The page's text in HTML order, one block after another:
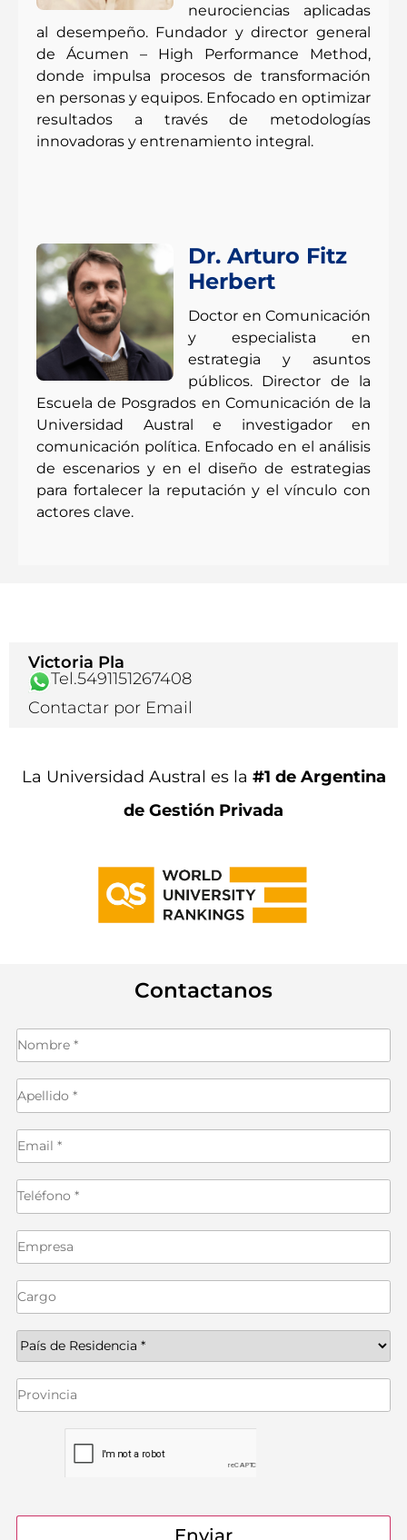
neurociencias aplicadas
al desempeño. Fundador y director general
de Ácumen – High Performance Method,
donde impulsa procesos de transformación
en personas y equipos. Enfocado en optimizar
resultados a través de metodologías
innovadoras y entrenamiento integral.
Dr. Arturo Fitz
Herbert
Doctor en Comunicación
y especialista en
estrategia y asuntos
públicos. Director de la
Escuela de Posgrados en Comunicación de la
Universidad Austral e investigador en
comunicación política. Enfocado en el análisis
de escenarios y en el diseño de estrategias
para fortalecer la reputación y el vínculo con
actores clave.
Victoria Pla
Tel.5491151267408
Contactar por Email
La Universidad Austral es la #1 de Argentina
de Gestión Privada